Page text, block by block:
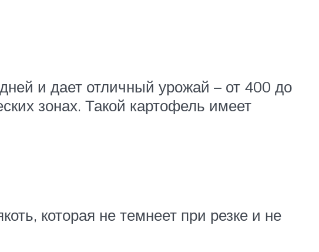
и дает отличный урожай – от 400 до
зонах. Такой картофель имеет
которая не темнеет при резке и не